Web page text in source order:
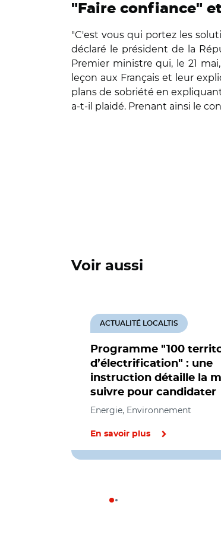
"Faire confiance"
"C'est vous qui portez les
déclaré le président de la
Premier ministre qui, le 21 mai,
leçon aux Français et leur
plans de sobriété en
a-t-il plaidé. Prenant ainsi le
Voir aussi
Programme "100
d’électrification" : une
instruction détaille la
suivre pour candidater
ACTUALITÉ LOCALTIS
Energie, Environnement
En savoir plus